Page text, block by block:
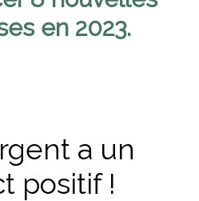
en 2023.
a un
positif !